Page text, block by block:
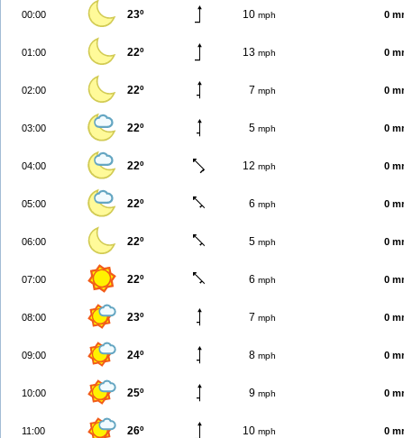
00:00 23º 10 mph 0
01:00 22º 13 mph 0
02:00 22º 7 mph 0
03:00 22º 5 mph 0
04:00 22º 12 mph 0
05:00 22º 6 mph 0
06:00 22º 5 mph 0
07:00 22º 6 mph 0
08:00 23º 7 mph 0
09:00 24º 8 mph 0
10:00 25º 9 mph 0
11:00 26º 10 mph 0